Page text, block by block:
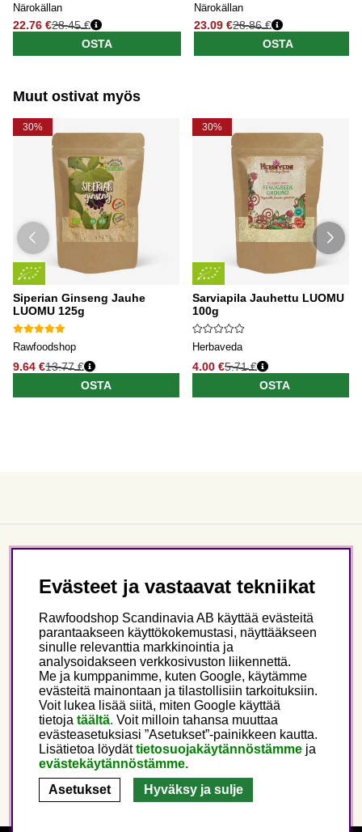
Närokällan
22.76 €
Normaali hinta
28.45 €
OSTA
Närokällan
23.09 €
Normaali hinta
28.86 €
OSTA
Muut ostivat myös
30%
Siperian Ginseng Jauhe
LUOMU 125g
Rawfoodshop
9.64 €13.77 €
OSTA
30%
Sarviapila Jauhettu LUOMU
100g
Herbaveda
4.00 €5.71 €
OSTA
Seuraa meitä
Tämä on Rawfoodshop
Finland
Evästeet ja vastaavat tekniikat
Rawfoodshop Scandinavia AB käyttää evästeitä
parantaakseen käyttökokemustasi, näyttääkseen
sinulle relevanttia markkinointia ja
analysoidakseen verkkosivuston liikennettä.
Me ja kumppanimme, kuten Google, käytämme
evästeitä mainontaan ja tilastollisiin tarkoituksiin.
Voit lukea lisää siitä, miten Google käyttää
tietoja täältä. Voit milloin tahansa muuttaa
evästeasetuksiasi ”Asetukset”-painikkeen kautta.
Lisätietoa löydättietosuojakäytännöstämme ja
evästekäytännöstämme.
Asetukset
Hyväksy ja sulje